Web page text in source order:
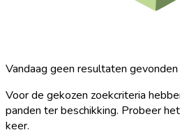
Vandaag geen resultaten gevonden
Voor de gekozen zoekcriteria
panden ter beschikking. Probeer
keer.